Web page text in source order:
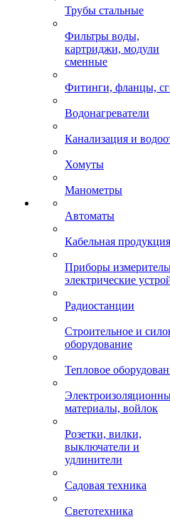
Трубы стальные
Фильтры воды,
картриджи, модули
сменные
Фитинги, фланцы,
Водонагреватели
Канализация и
Хомуты
Манометры
Автоматы
Кабельная продукция
Приборы
электрические
Радиостанции
Строительное и
оборудование
Тепловое
материалы, войлок
Розетки, вилки,
выключатели и
удлинители
Садовая техника
Светотехника